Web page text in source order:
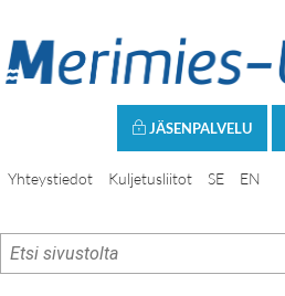
JÄSENPALVELU
Yhteystiedot Kuljetusliitot SE EN